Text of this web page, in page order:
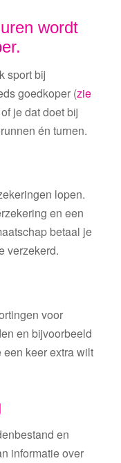
wordt
sport bij
goedkoper (zie
je dat doet bij
én turnen.
lopen.
en een
betaal je
verzekerd.
voor
en bijvoorbeeld
een keer extra wilt
bestand en
informatie over